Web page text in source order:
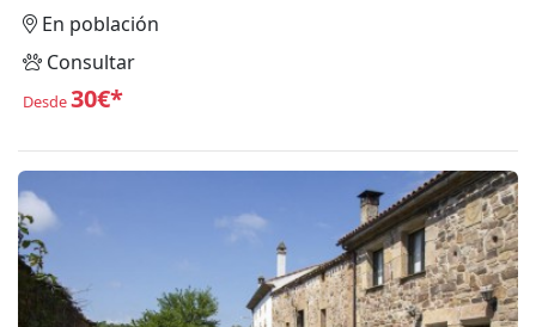
En población
Consultar
Desde30€*